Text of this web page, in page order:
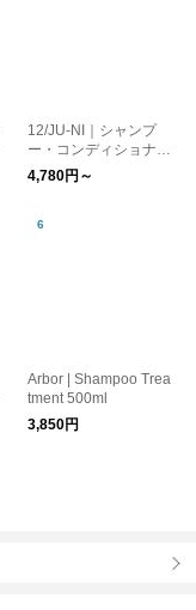
12/JU-NI｜シャンプ
ー・コンディショナー
（ボトル/詰替）【送
料無料】
4,780円～
Arbor | Shampoo Trea
tment 500ml
3,850円